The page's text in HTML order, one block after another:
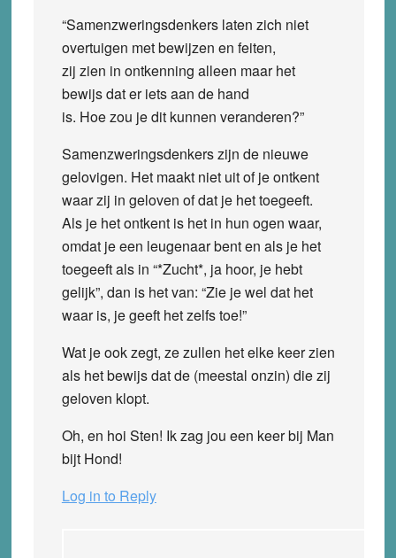
“Samenzweringsdenkers laten zich niet
overtuigen met bewijzen en feiten,
zij zien in ontkenning alleen maar het
bewijs dat er iets aan de hand
is. Hoe zou je dit kunnen veranderen?”
Samenzweringsdenkers zijn de nieuwe
gelovigen. Het maakt niet uit of je ontkent
waar zij in geloven of dat je het toegeeft.
Als je het ontkent is het in hun ogen waar,
omdat je een leugenaar bent en als je het
toegeeft als in “*Zucht*, ja hoor, je hebt
gelijk”, dan is het van: “Zie je wel dat het
waar is, je geeft het zelfs toe!”
Wat je ook zegt, ze zullen het elke keer zien
als het bewijs dat de (meestal onzin) die zij
geloven klopt.
Oh, en hoi Sten! Ik zag jou een keer bij Man
bijt Hond!
Log in to Reply